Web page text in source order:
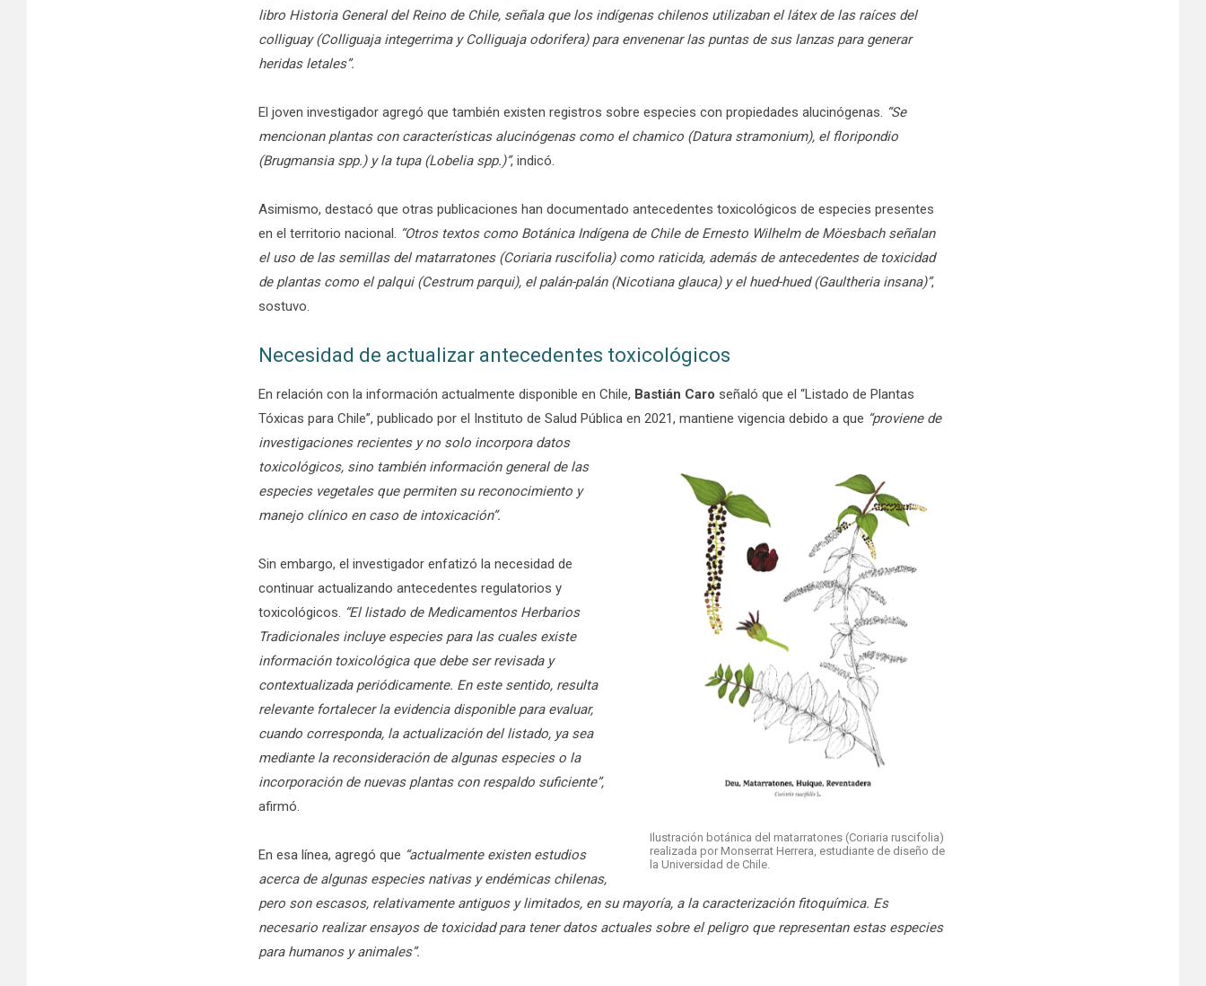
libro Historia General del Reino de Chile, señala que los indígenas chilenos utilizaban el látex de las raíces del
colliguay (Colliguaja integerrima y Colliguaja odorifera) para envenenar las puntas de sus lanzas para generar
heridas letales”.
El joven investigador agregó que también existen registros sobre especies con propiedades alucinógenas. “Se
mencionan plantas con características alucinógenas como el chamico (Datura stramonium), el floripondio
(Brugmansia spp.) y la tupa (Lobelia spp.)”, indicó.
Asimismo, destacó que otras publicaciones han documentado antecedentes toxicológicos de especies presentes
en el territorio nacional. “Otros textos como Botánica Indígena de Chile de Ernesto Wilhelm de Möesbach señalan
el uso de las semillas del matarratones (Coriaria ruscifolia) como raticida, además de antecedentes de toxicidad
de plantas como el palqui (Cestrum parqui), el palán-palán (Nicotiana glauca) y el hued-hued (Gaultheria insana)”,
sostuvo.
Necesidad de actualizar antecedentes toxicológicos
En relación con la información actualmente disponible en Chile, Bastián Caro señaló que el “Listado de Plantas
Tóxicas para Chile”, publicado por el Instituto de Salud Pública en 2021, mantiene
Ilustración botánica del matarratones (Coriaria ruscifolia)
realizada por Monserrat Herrera, estudiante de diseño de
la Universidad de Chile.
vigencia debido a que “proviene de
investigaciones recientes y no solo incorpora datos
toxicológicos, sino también información general de las
especies vegetales que permiten su reconocimiento y
manejo clínico en caso de intoxicación”.
Sin embargo, el investigador enfatizó la necesidad de
continuar actualizando antecedentes regulatorios y
toxicológicos. “El listado de Medicamentos Herbarios
Tradicionales incluye especies para las cuales existe
información toxicológica que debe ser revisada y
contextualizada periódicamente. En este sentido, resulta
relevante fortalecer la evidencia disponible para evaluar,
cuando corresponda, la actualización del listado, ya sea
mediante la reconsideración de algunas especies o la
incorporación de nuevas plantas con respaldo suficiente”,
afirmó.
En esa línea, agregó que “actualmente existen estudios
acerca de algunas especies nativas y endémicas chilenas,
pero son escasos, relativamente antiguos y limitados, en su mayoría, a la caracterización fitoquímica. Es
necesario realizar ensayos de toxicidad para tener datos actuales sobre el peligro que representan estas especies
para humanos y animales”.